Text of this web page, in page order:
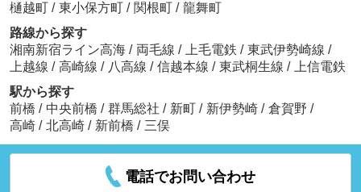
樋越町 / 東小保方町 / 関根町 / 龍舞町
路線から探す
湘南新宿ライン高海 / 両毛線 / 上毛電鉄 / 東武伊勢崎線 /
上越線 / 高崎線 / 八高線 / 信越本線 / 東武桐生線 / 上信電鉄
駅から探す
前橋 / 中央前橋 / 群馬総社 / 新町 / 新伊勢崎 / 倉賀野 /
高崎 / 北高崎 / 新前橋 / 三俣
電話でお問い合わせ